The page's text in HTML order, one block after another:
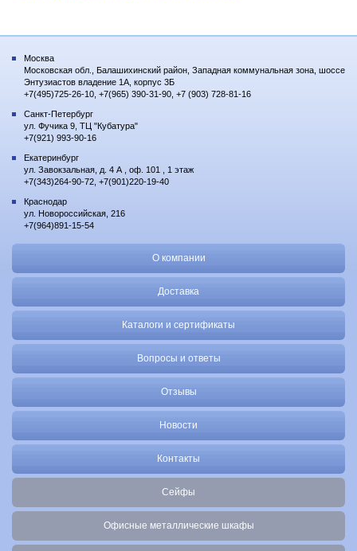
Москва
Московская обл., Балашихинский район, Западная коммунальная зона, шоссе
Энтузиастов владение 1А, корпус 3Б
+7(495)725-26-10, +7(965) 390-31-90, +7 (903) 728-81-16
Санкт-Петербург
ул. Фучика 9, ТЦ "Кубатура"
+7(921) 993-90-16
Екатеринбург
ул. Завокзальная, д. 4 А , оф. 101 , 1 этаж
+7(343)264-90-72, +7(901)220-19-40
Краснодар
ул. Новороссийская, 216
+7(964)891-15-54
О компании
Доставка
Каталоги и сертификаты
Вопросы и ответы
Отзывы
Новости
Контакты
Сейфы
Офисные металлические шкафы